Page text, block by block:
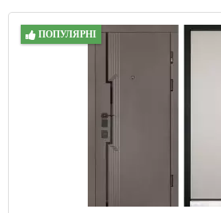
ПОПУЛЯРНІ